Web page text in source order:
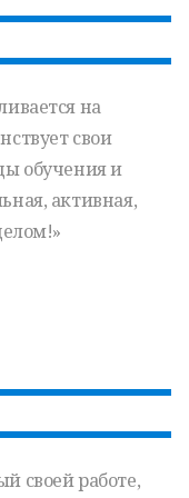
на
свои
обучения и
активная,
своей работе,